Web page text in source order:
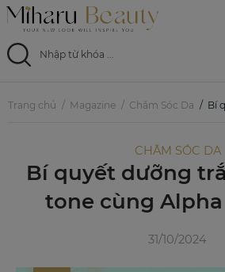
Trang chủ
Sản phẩm
Ưu đãi
Trang chủ Magazine Chăm Sóc Da Bí quyết
CHĂM SÓC DA
Bí quyết dưỡng
tone cùng
31/10/2024